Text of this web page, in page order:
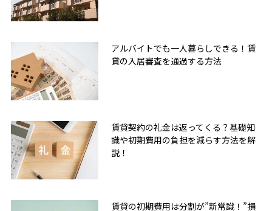
アルバイトでも一人暮らしできる！賃
貸の入居審査を通過する方法
賃貸契約の礼金は返ってくる？基礎知
識や初期費用の負担を減らす方法を解
説！
賃貸の初期費用は分割が”新常識！”損